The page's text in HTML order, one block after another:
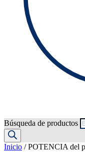
Búsqueda de productos
Inicio / POTENCIA del